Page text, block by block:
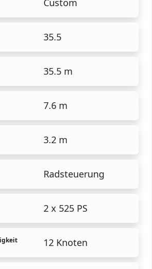
Custom
35.5
35.5 m
7.6 m
3.2 m
Radsteuerung
2 x 525 PS
12 Knoten